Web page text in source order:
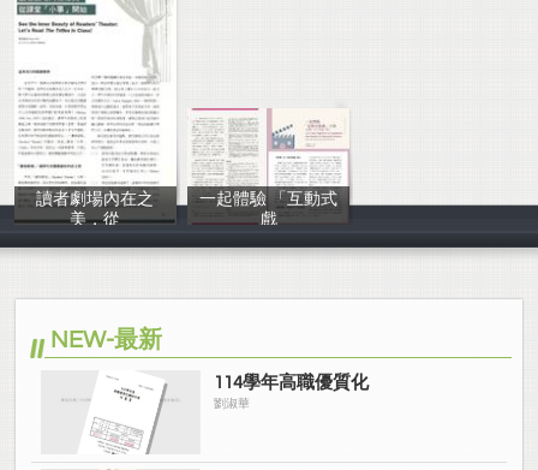
讀者劇場內在之
美，從
黃斌峰
一起體驗 「互動式
戲
黃斌峰
NEW-最新
114學年高職優質化
劉淑華